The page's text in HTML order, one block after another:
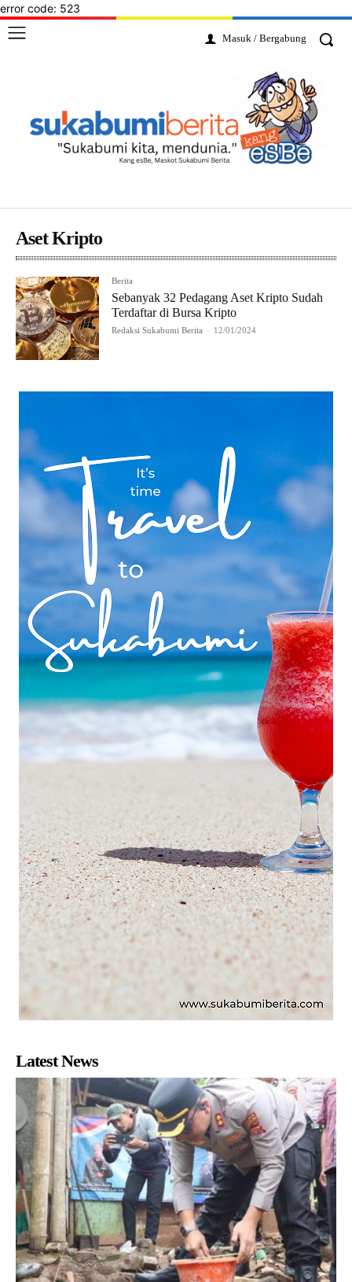
error code: 523
Masuk / Bergabung
Aset Kripto
Berita
Sebanyak 32 Pedagang Aset Kripto Sudah
Terdaftar di Bursa Kripto
Redaksi Sukabumi Berita - 12/01/2024
Latest News